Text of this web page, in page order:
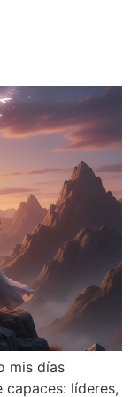
mis días
líderes,